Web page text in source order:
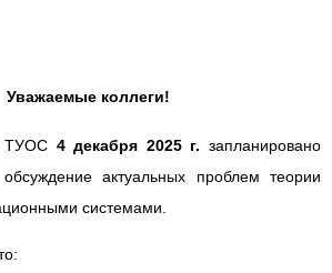
Уважаемые коллеги!
4 декабря 2025 г. запланировано
актуальных проблем теории
системами.